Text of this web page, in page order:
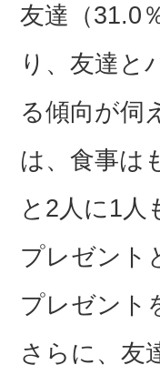
友達（31.0
り、友達と
る傾向が伺
は、食事は
と2人に1人
プレゼント
プレゼント
さらに、友